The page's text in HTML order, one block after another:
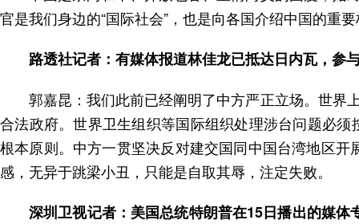
官是我们身边的“国际社会”，也是向各国介绍中国的重
路透社记者：有媒体报道林佳龙已抵达日内瓦，参
郭嘉昆：我们此前已经阐明了中方严正立场。世界
合法政府。世界卫生组织等国际组织处理涉台问题必
根本原则。中方一贯坚决反对建交国同中国台湾地区开
感，无异于跳梁小丑，只能是自取其辱，注定失败。
深圳卫视记者：美国总统特朗普在15日播出的媒